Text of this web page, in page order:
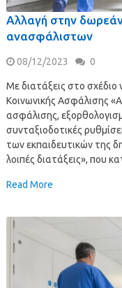
Αλλαγή στην
ανασφάλιστων
08/12/2023 0
Με διατάξεις στο σχέδιο
Κοινωνικής Ασφάλισης
ασφάλισης,
συνταξιοδοτικές
των εκπαιδευτικών της
λοιπές διατάξεις», που
Read More